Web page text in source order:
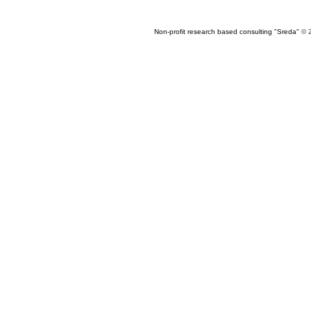
Non-profit research based consulting "Sreda" ©